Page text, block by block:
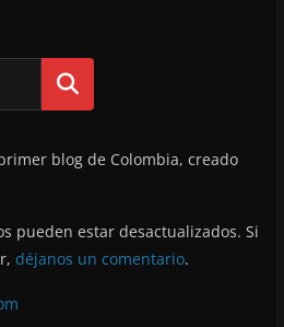
Buscar
blog de Colombia, creado
pueden estar desactualizados. Si
déjanos un comentario.